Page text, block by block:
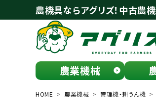
農機具ならアグリズ！中古農
農業機械
ログイン person 会員登録
HOME 農業機械 管理機・耕うん機